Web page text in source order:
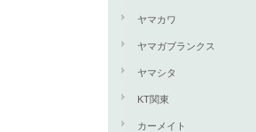
ヤマカワ
ヤマガブランクス
ヤマシタ
KT関東
カーメイト